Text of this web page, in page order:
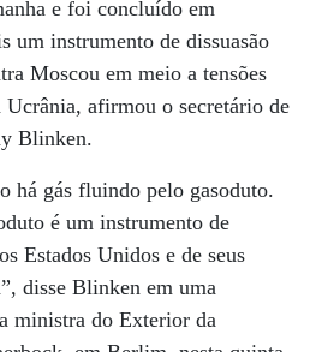
e foi concluído em
um instrumento de dissuasão
Moscou em meio a tensões
afirmou o secretário de
Blinken.
há gás fluindo pelo gasoduto.
é um instrumento de
Estados Unidos e de seus
disse Blinken em uma
ministra do Exterior da